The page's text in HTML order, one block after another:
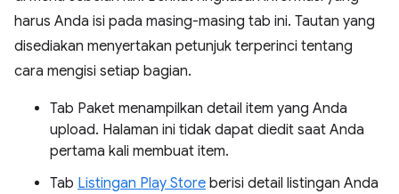
harus Anda isi pada masing-masing tab ini. Tautan yang
disediakan menyertakan petunjuk terperinci tentang
cara mengisi setiap bagian.
Tab Paket menampilkan detail item yang Anda
upload. Halaman ini tidak dapat diedit saat Anda
pertama kali membuat item.
Tab Listingan Play Store berisi detail listingan Anda